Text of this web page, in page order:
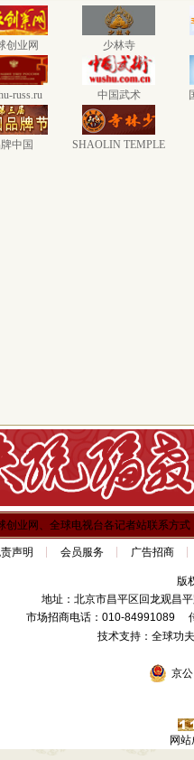
创业网 少林寺
russ.ru 中国武术
中国 SHAOLIN TEMPLE
创业网、全球电视台各记者站联系方式
声明 会员服务 广告招商
版
地址：北京市昌平区回龙观昌
市场招商电话：010-84991089
技术支持：全球
京公
网